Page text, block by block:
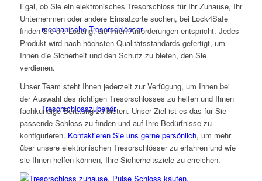
mechanische Tresorschlösser
Tresorschlosszubehör
Egal, ob Sie ein elektronisches Tresorschloss für Ihr Zuhause, Ihr
Unternehmen oder andere Einsatzorte suchen, bei Lock4Safe
finden Sie die Lösung, die Ihren Anforderungen entspricht. Jedes
Produkt wird nach höchsten Qualitätsstandards gefertigt, um
Ihnen die Sicherheit und den Schutz zu bieten, den Sie
verdienen.
Unser Team steht Ihnen jederzeit zur Verfügung, um Ihnen bei
der Auswahl des richtigen Tresorschlosses zu helfen und Ihnen
fachkundige Beratung zu bieten. Unser Ziel ist es das für Sie
passende Schloss zu finden und auf Ihre Bedürfnisse zu
konfigurieren. Kontaktieren Sie uns gerne persönlich, um mehr
über unsere elektronischen Tresorschlösser zu erfahren und wie
sie Ihnen helfen können, Ihre Sicherheitsziele zu erreichen.